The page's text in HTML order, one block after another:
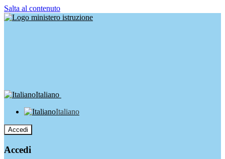
Salta al contenuto
Italiano
Italiano
Accedi
Accedi